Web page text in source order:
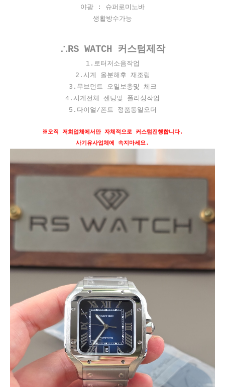
야광 : 슈퍼로미노바
생활방수가능
∴RS WATCH 커스텀제작
​1.로터저소음작업
2.시계 올분해후 재조립
3.무브먼트 오일보충및 체크
4.시계전체 센딩및 폴리싱작업
5.다이얼/폰트 정품동일오더
※오직 저희업체에서만 자체적으로 커스텀진행합니다.
사기유사업체에 속지마세요.